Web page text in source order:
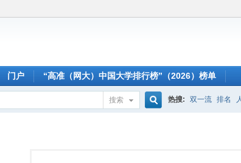
门户 “高准（网大）中国大学排行榜”（2026）榜单
搜索 热搜: 双一流 排名